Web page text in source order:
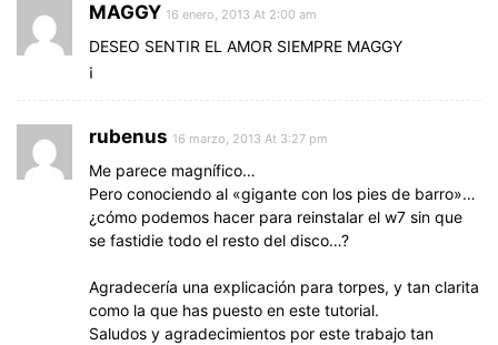
MAGGY 16 enero, 2013 At 2:00 am
DESEO SENTIR EL AMOR SIEMPRE MAGGY
¡
rubenus 16 marzo, 2013 At 3:27 pm
Me parece magnífico…
Pero conociendo al «gigante con los pies de barro»…
¿cómo podemos hacer para reinstalar el w7 sin que
se fastidie todo el resto del disco…?
Agradecería una explicación para torpes, y tan clarita
como la que has puesto en este tutorial.
Saludos y agradecimientos por este trabajo tan